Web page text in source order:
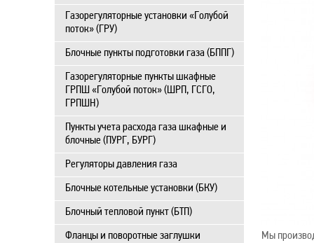
Газорегуляторные установки «Голубой
поток» (ГРУ)
Блочные пункты подготовки газа (БППГ)
Газорегуляторные пункты шкафные
ГРПШ «Голубой поток» (ШРП, ГСГО,
ГРПШН)
Пункты учета расхода газа шкафные и
блочные (ПУРГ, БУРГ)
Регуляторы давления газа
Блочные котельные установки (БКУ)
Блочный тепловой пункт (БТП)
Фланцы и поворотные заглушки Мы